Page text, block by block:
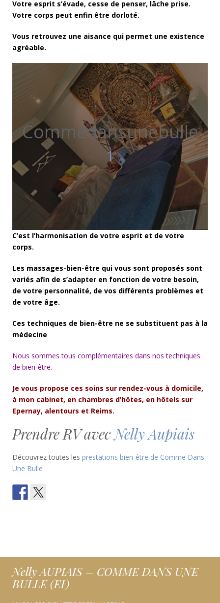
Votre esprit s’évade, cesse de penser, lâche prise.
Votre corps peut enfin être dorloté.
Vous retrouvez une aisance qui permet une existence
agréable.
Commedansunebulle
1
C’est l’harmonisation de votre esprit et de votre
corps.
Les massages-bien-être qui vous sont proposés sont
variés afin de s’adapter en fonction de votre besoin,
de votre personnalité, de vos différents problèmes et
de votre âge.
Ces techniques de bien-être ne se substituent pas à la
médecine
Nous sommes tous complémentaires dans nos techniques
de bien-être.
Je vous propose ces soins sur rendez-vous à domicile,
à mon cabinet, en chambres d’hôtes, en hôtels sur
Epernay, alentours et Reims.
Prendre RV avecNelly Aupiais
Découvrez toutes les prestations bien-être de Comme Dans
Une Bulle
Nelly AUPIAIS – COMME DANS UNE
BULLE (EI)